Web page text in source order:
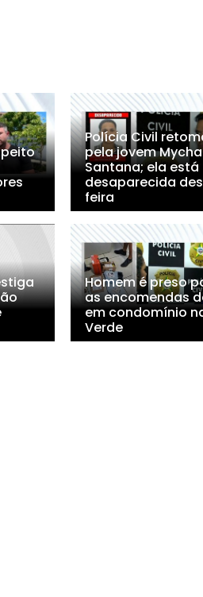
Polícia Civil
pela jovem
Santana; ela está
desaparecida
feira
Homem é preso
as encomendas
em condomínio
Verde